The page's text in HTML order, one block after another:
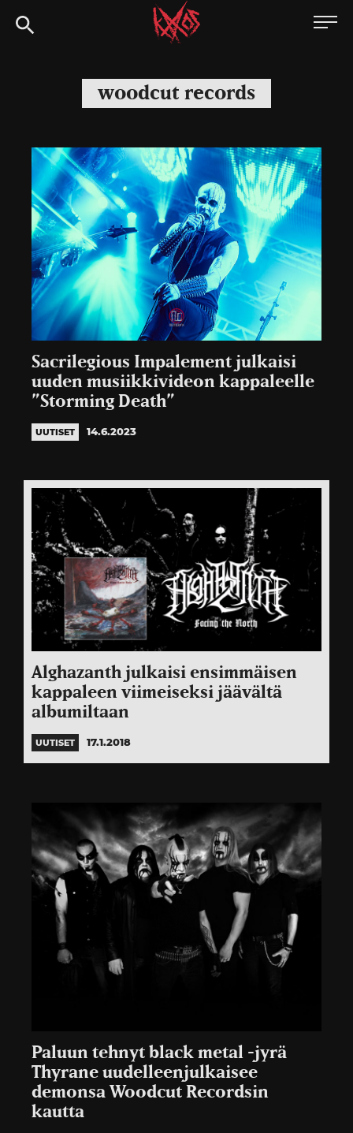
Siirry
suoraan
Kaaoszine
woodcut records
Sacrilegious Impalement julkaisi
uuden musiikkivideon kappaleelle
”Storming Death”
UUTISET 14.6.2023
Alghazanth julkaisi ensimmäisen
kappaleen viimeiseksi jäävältä
albumiltaan
UUTISET 17.1.2018
Paluun tehnyt black metal -jyrä
Thyrane uudelleenjulkaisee
demonsa Woodcut Recordsin
kautta